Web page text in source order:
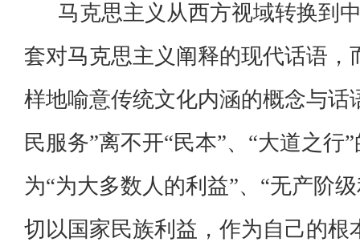
马克思主义从西方视域转换到
套对马克思主义阐释的现代话语
样地喻意传统文化内涵的概念与话
民服务”离不开“民本”、“大道之行
为“为大多数人的利益”、“无产阶
切以国家民族利益，作为自己的根